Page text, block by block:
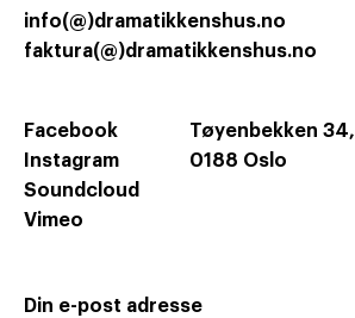
Tøyenbekken 34,
0188 Oslo
info(@)dramatikkenshus.no
faktura(@)dramatikkenshus.no
Facebook
Instagram
Soundcloud
Vimeo
Din e-post adresse